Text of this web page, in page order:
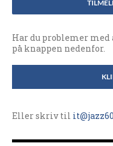
Har du problemer
på knappen nedenfor.
Eller skriv til